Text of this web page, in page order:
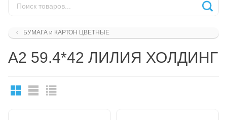
БУМАГА и КАРТОН ЦВЕТНЫЕ
А2 59.4*42 ЛИЛИЯ ХОЛДИНГ